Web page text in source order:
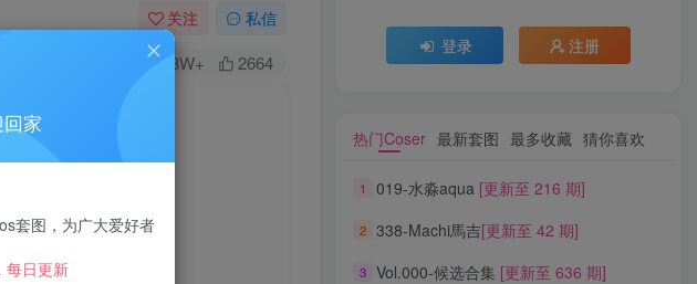
关注 私信
1.8W+ 2664
登录 注册
热门Coser 最新套图 最多收藏 猜你喜欢
1 019-水淼aqua [更新至 216 期]
2 338-Machi馬吉[更新至 42 期]
3 Vol.000-候选合集 [更新至 636 期]
登录 注册
热门Coser 最新套图 最多收藏 猜你喜欢
1 019-水淼aqua [更新至 216 期]
2 338-Machi馬吉[更新至 42 期]
3 Vol.000-候选合集 [更新至 636 期]
家
套图，为广大爱好者
每日更新